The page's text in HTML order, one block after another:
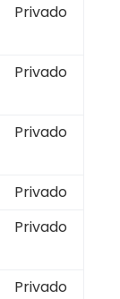
Privado
Privado
Privado
Privado
Privado
Privado